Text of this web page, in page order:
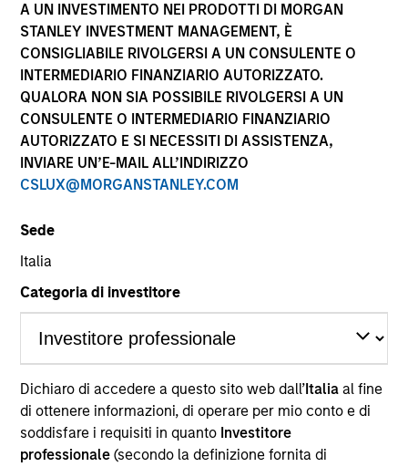
A UN INVESTIMENTO NEI PRODOTTI DI MORGAN
STANLEY INVESTMENT MANAGEMENT, È
CONSIGLIABILE RIVOLGERSI A UN CONSULENTE O
INTERMEDIARIO FINANZIARIO AUTORIZZATO.
QUALORA NON SIA POSSIBILE RIVOLGERSI A UN
CONSULENTE O INTERMEDIARIO FINANZIARIO
AUTORIZZATO E SI NECESSITI DI ASSISTENZA,
INVIARE UN’E-MAIL ALL’INDIRIZZO
CSLUX@MORGANSTANLEY.COM
Sede
Italia
Categoria di investitore
Dichiaro di accedere a questo sito web dall’Italia al fine
di ottenere informazioni, di operare per mio conto e di
soddisfare i requisiti in quanto Investitore
professionale(secondo la definizione fornita di
YEARS OF INDUSTRY EXPERIENCE
Years
TEAM
Morgan Stanley Real Estate Investing